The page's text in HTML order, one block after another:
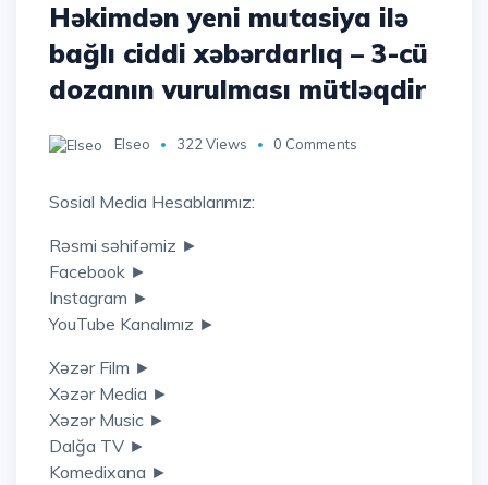
Həkimdən yeni mutasiya ilə
bağlı ciddi xəbərdarlıq – 3-cü
dozanın vurulması mütləqdir
Elseo 322 Views 0 Comments
Sosial Media Hesablarımız:
Rəsmi səhifəmiz ►
Facebook ►
Instagram ►
YouTube Kanalımız ►
Xəzər Film ►
Xəzər Media ►
Xəzər Music ►
Dalğa TV ►
Komedixana ►